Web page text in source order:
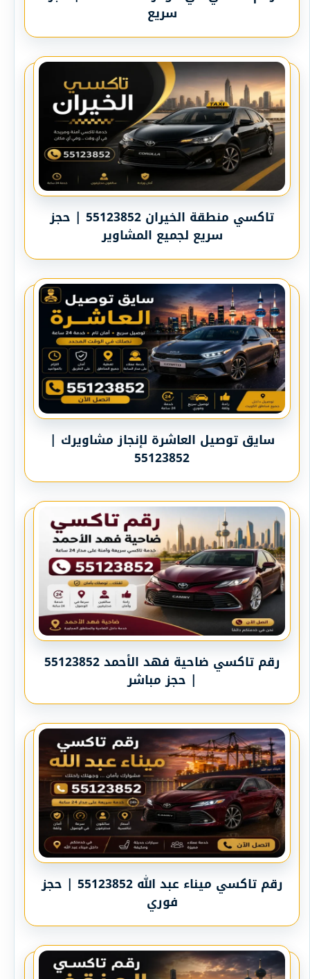
سريع
تاكسي منطقة الخيران 55123852 | حجز
سريع لجميع المشاوير
سايق توصيل العاشرة لإنجاز مشاويرك |
55123852
رقم تاكسي ضاحية فهد الأحمد 55123852
| حجز مباشر
رقم تاكسي ميناء عبد الله 55123852 | حجز
فوري